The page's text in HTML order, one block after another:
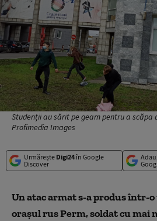
Studenții au sărit pe geam pentru a scăpa
Profimedia Images
Urmărește Digi24în Google
Discover
Un atac armat s-a produs într-
orașul rus Perm, soldat cu